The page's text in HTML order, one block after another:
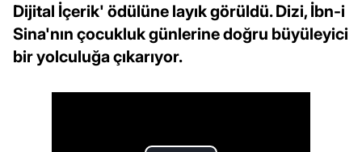
Dijital İçerik' ödülüne layık görüldü. Dizi, İbn-i
Sina'nın çocukluk günlerine doğru büyüleyici
bir yolculuğa çıkarıyor.